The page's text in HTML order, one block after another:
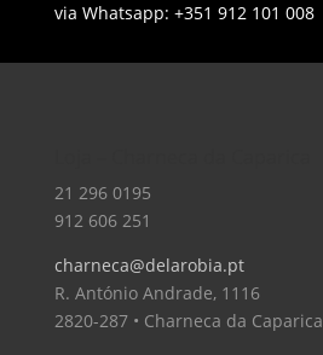
via Whatsapp: +351 912 101 008
21 296 0195
912 606 251
charneca@delarobia.pt
R. António Andrade, 1116
2820-287 • Charneca da Caparica